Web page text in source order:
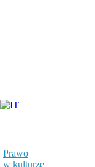
Prawo
w kulturze